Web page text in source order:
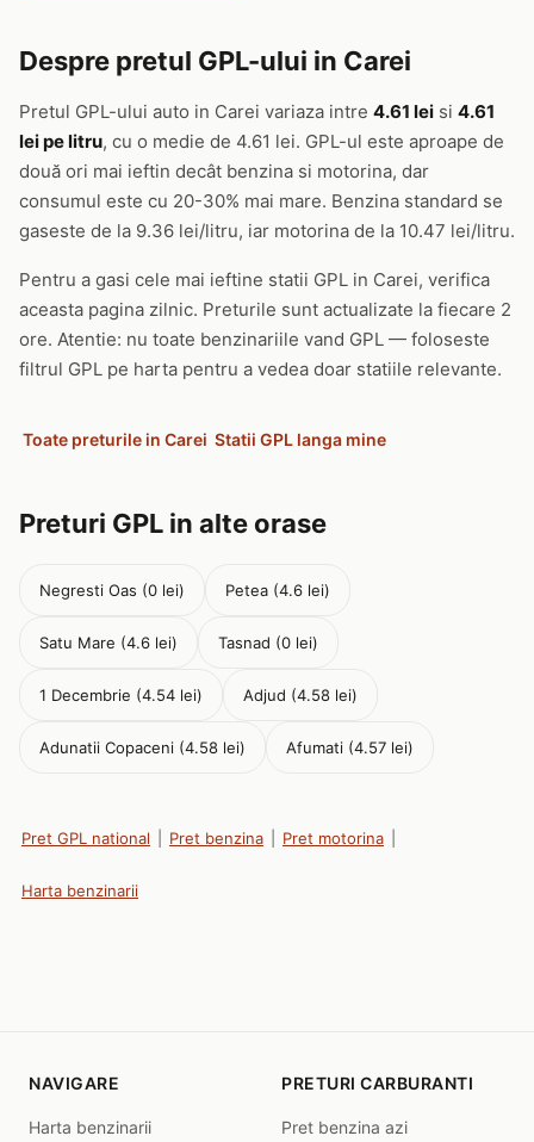
Despre pretul GPL-ului in Carei
Pretul GPL-ului auto in Carei variaza intre 4.61 lei si 4.61
lei pe litru, cu o medie de 4.61 lei. GPL-ul este aproape de
două ori mai ieftin decât benzina si motorina, dar
consumul este cu 20-30% mai mare. Benzina standard se
gaseste de la 9.36 lei/litru, iar motorina de la 10.47 lei/litru.
Pentru a gasi cele mai ieftine statii GPL in Carei, verifica
aceasta pagina zilnic. Preturile sunt actualizate la fiecare 2
ore. Atentie: nu toate benzinariile vand GPL — foloseste
filtrul GPL pe harta pentru a vedea doar statiile relevante.
Toate preturile in Carei Statii GPL langa mine
Preturi GPL in alte orase
Negresti Oas (0 lei) Petea (4.6 lei)
Satu Mare (4.6 lei) Tasnad (0 lei)
1 Decembrie (4.54 lei) Adjud (4.58 lei)
Adunatii Copaceni (4.58 lei) Afumati (4.57 lei)
Pret GPL national Pret benzina Pret motorina
Harta benzinarii
NAVIGARE
Harta benzinarii
PRETURI CARBURANTI
Pret benzina azi